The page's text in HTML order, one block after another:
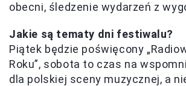
obecni, śledzenie wydarzeń z
Jakie są tematy dni festiwalu?
Piątek będzie poświęcony
Roku”, sobota to czas na
dla polskiej sceny muzycznej, a